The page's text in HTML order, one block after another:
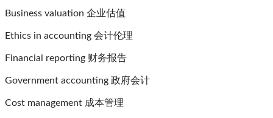
Business valuation 企业估值
Ethics in accounting 会计伦理
Financial reporting 财务报告
Government accounting 政府会计
Cost management 成本管理